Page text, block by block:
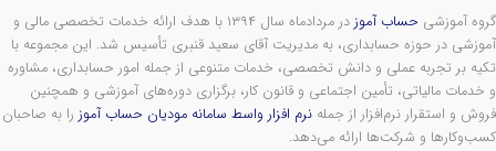
گروه آموزشی حساب آموز
در مردادماه سال ۱۳۹۴ با هدف ارائه خدمات تخصصی مالی و
آموزشی در حوزه حسابداری، به مدیریت آقای سعید قنبری تأسیس شد. این مجموعه با
تکیه بر تجربه عملی و دانش تخصصی، خدمات متنوعی از جمله امور حسابداری، مشاوره
و خدمات مالیاتی، تأمین اجتماعی و قانون کار، برگزاری دوره‌های آموزشی و همچنین
فروش و استقرار نرم‌افزار از جمله نرم افزار واسط سامانه مودیان حساب آموز را به صاحبان
کسب‌وکارها و شرکت‌ها ارائه می‌دهد.